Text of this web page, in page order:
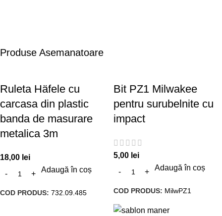
Produse Asemanatoare
Ruleta Häfele cu
carcasa din plastic
banda de masurare
metalica 3m
18,00 lei
Adaugă în coș
COD PRODUS: 732.09.485
Bit PZ1 Milwakee
pentru surubelnite cu
impact
5,00 lei
Adaugă în coș
COD PRODUS: MilwPZ1